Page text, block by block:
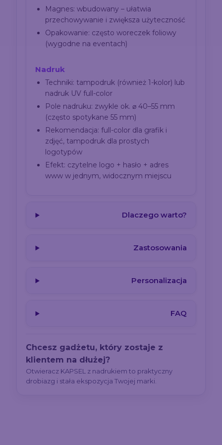
Magnes: wbudowany – ułatwia
przechowywanie i zwiększa użyteczność
Opakowanie: często woreczek foliowy
(wygodne na eventach)
Nadruk
Techniki: tampodruk (również 1-kolor) lub
nadruk UV full-color
Pole nadruku: zwykle ok. ⌀ 40–55 mm
(często spotykane 55 mm)
Rekomendacja: full-color dla grafik i
zdjęć, tampodruk dla prostych
logotypów
Efekt: czytelne logo + hasło + adres
www w jednym, widocznym miejscu
Dlaczego warto?
Zastosowania
Personalizacja
FAQ
Chcesz gadżetu, który zostaje z
klientem na dłużej?
Otwieracz KAPSEL z nadrukiem to praktyczny
drobiazg i stała ekspozycja Twojej marki.